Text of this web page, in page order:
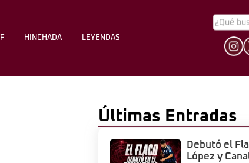
CLUB STAFF HINCHADA
HINCHADA LEYENDAS
Últimas Entradas
Debutó el
López y